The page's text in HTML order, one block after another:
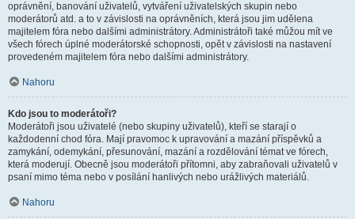
oprávnění, banování uživatelů, vytváření uživatelských skupin nebo
moderátorů atd. a to v závislosti na oprávněních, která jsou jim udělena
majitelem fóra nebo dalšími administrátory. Administrátoři také můžou mít ve
všech fórech úplné moderátorské schopnosti, opět v závislosti na nastavení
provedeném majitelem fóra nebo dalšími administrátory.
Nahoru
Kdo jsou to moderátoři?
Moderátoři jsou uživatelé (nebo skupiny uživatelů), kteří se starají o
každodenní chod fóra. Mají pravomoc k upravování a mazání příspěvků a
zamykání, odemykání, přesunování, mazání a rozdělování témat ve fórech,
která moderují. Obecně jsou moderátoři přítomni, aby zabraňovali uživatelů v
psaní mimo téma nebo v posílání hanlivých nebo urážlivých materiálů.
Nahoru